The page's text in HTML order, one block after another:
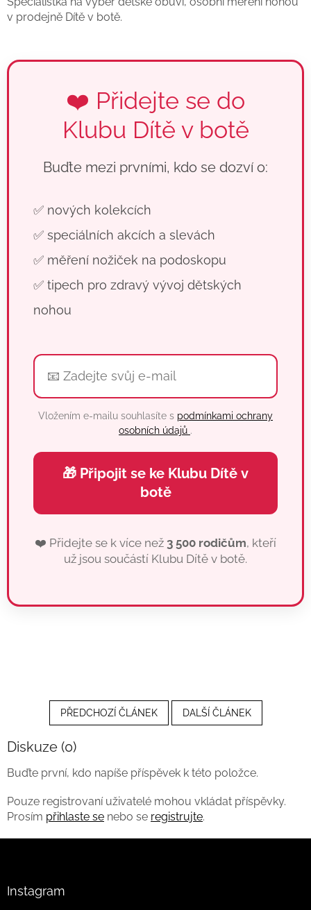
v prodejně Dítě v botě.
❤️ Přidejte se do
Klubu Dítě v botě
Buďte mezi prvními, kdo se dozví o:
✅ nových kolekcích
✅ speciálních akcích a slevách
✅ měření nožiček na podoskopu
✅ tipech pro zdravý vývoj dětských
nohou
Vložením e-mailu souhlasíte s podmínkami ochrany
osobních údajů .
🎁 Připojit se ke Klubu Dítě v
botě
❤️ Přidejte se k více než 3 500 rodičům, kteří
už jsou součástí Klubu Dítě v botě.
PŘEDCHOZÍ ČLÁNEK DALŠÍ ČLÁNEK
Diskuze (0)
Buďte první, kdo napíše příspěvek k této položce.
Pouze registrovaní uživatelé mohou vkládat příspěvky.
Prosím přihlaste se nebo se registrujte.
Instagram